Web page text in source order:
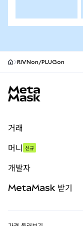
RIVNon/PLUGon
거래
무기한 선물
실물자산
머니 신규
개발자
MetaMask 받기